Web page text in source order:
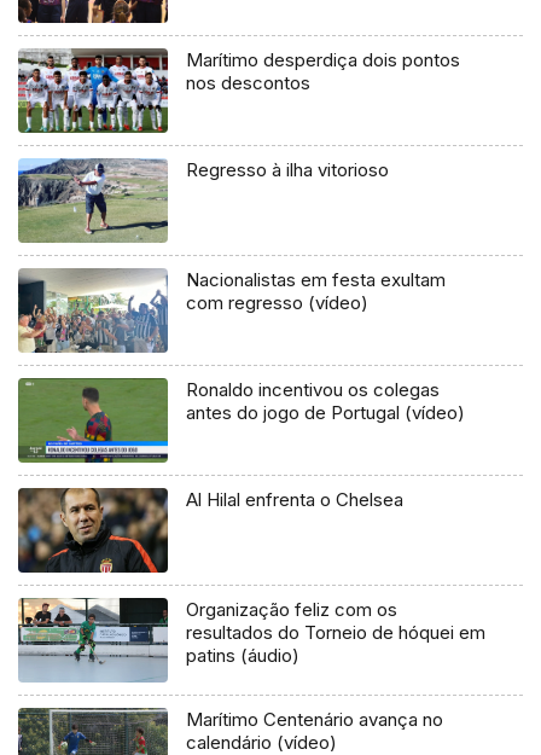
Marítimo desperdiça dois pontos
nos descontos
Regresso à ilha vitorioso
Nacionalistas em festa exultam
com regresso (vídeo)
Ronaldo incentivou os colegas
antes do jogo de Portugal (vídeo)
Al Hilal enfrenta o Chelsea
Organização feliz com os
resultados do Torneio de hóquei em
patins (áudio)
Marítimo Centenário avança no
calendário (vídeo)